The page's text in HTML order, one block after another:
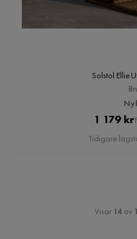
Solstol Ellie
1 179 kr
Tidigare
Visar 14av